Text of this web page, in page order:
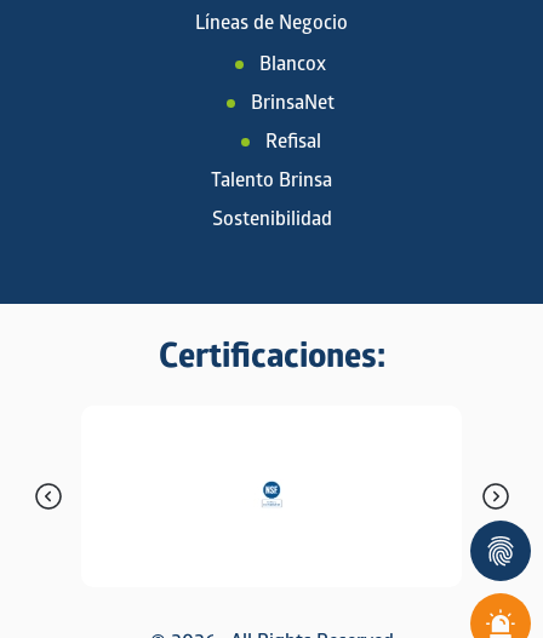
Líneas de Negocio
Blancox
BrinsaNet
Refisal
Talento Brinsa
Sostenibilidad
Certificaciones: